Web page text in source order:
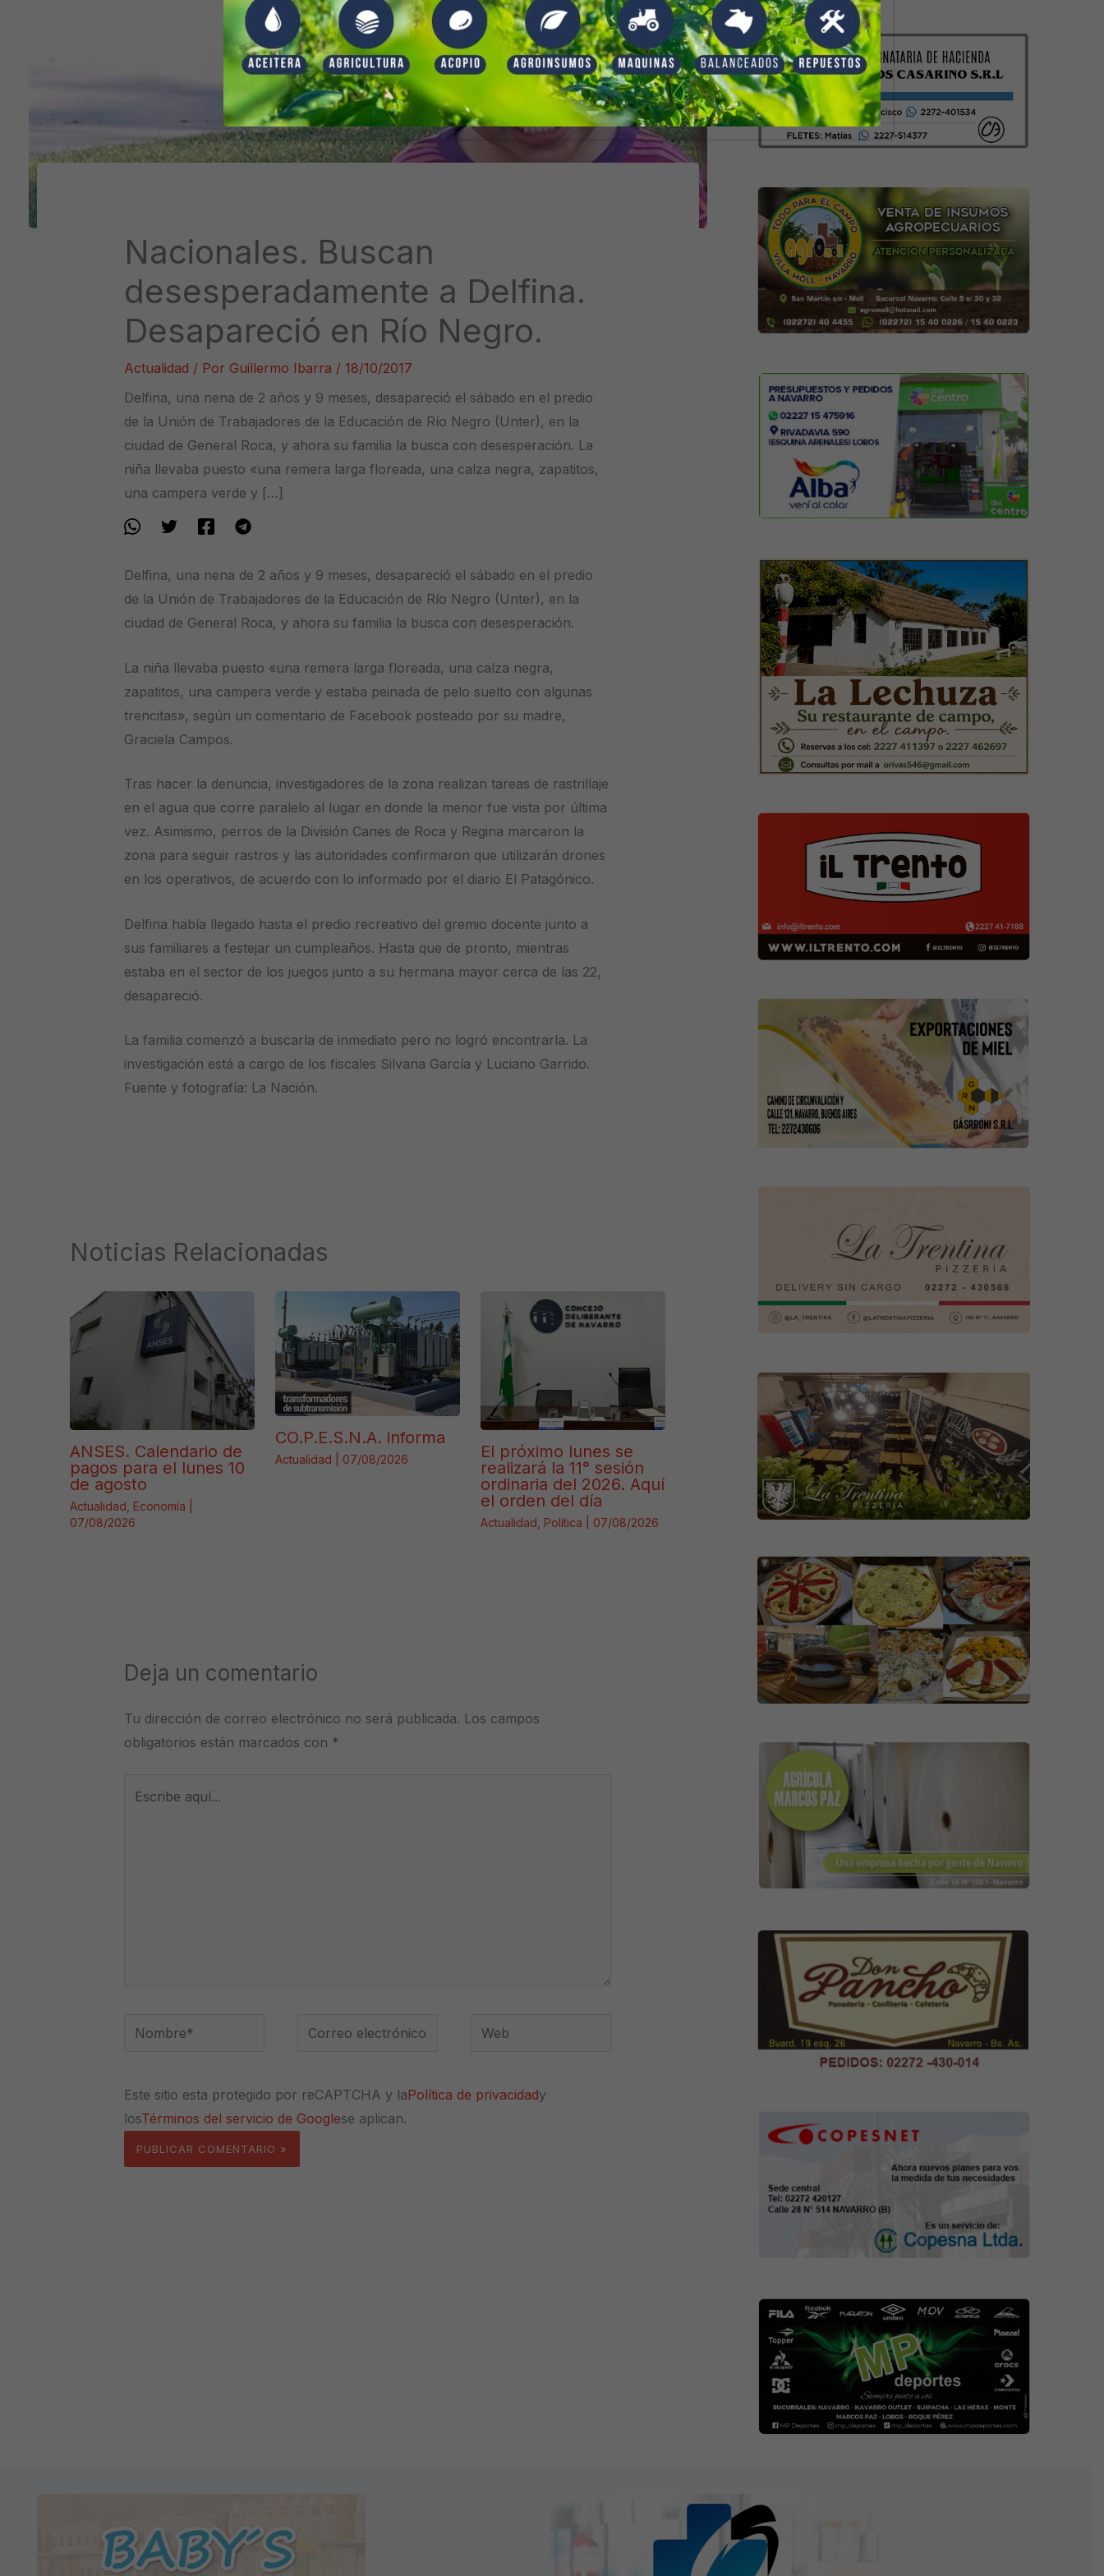
Nacionales. Buscan
desesperadamente a Delfina.
Desapareció en Río Negro.
Actualidad / Por Guillermo Ibarra /18/10/2017
Delfina, una nena de 2 años y 9 meses, desapareció el sábado en el predio
de la Unión de Trabajadores de la Educación de Río Negro (Unter), en la
ciudad de General Roca, y ahora su familia la busca con desesperación. La
niña llevaba puesto «una remera larga floreada, una calza negra, zapatitos,
una campera verde y […]
Delfina, una nena de 2 años y 9 meses, desapareció el sábado en el predio
de la Unión de Trabajadores de la Educación de Río Negro (Unter), en la
ciudad de General Roca, y ahora su familia la busca con desesperación.
La niña llevaba puesto «una remera larga floreada, una calza negra,
zapatitos, una campera verde y estaba peinada de pelo suelto con algunas
trencitas», según un comentario de Facebook posteado por su madre,
Graciela Campos.
Tras hacer la denuncia, investigadores de la zona realizan tareas de rastrillaje
en el agua que corre paralelo al lugar en donde la menor fue vista por última
vez. Asimismo, perros de la División Canes de Roca y Regina marcaron la
zona para seguir rastros y las autoridades confirmaron que utilizarán drones
en los operativos, de acuerdo con lo informado por el diario El Patagónico.
Delfina había llegado hasta el predio recreativo del gremio docente junto a
sus familiares a festejar un cumpleaños. Hasta que de pronto, mientras
estaba en el sector de los juegos junto a su hermana mayor cerca de las 22,
desapareció.
La familia comenzó a buscarla de inmediato pero no logró encontrarla. La
investigación está a cargo de los fiscales Silvana García y Luciano Garrido.
Fuente y fotografía: La Nación.
Noticias Relacionadas
ANSES. Calendario de
pagos para el lunes 10
de agosto
Actualidad Economía
07/08/2026
CO.P.E.S.N.A. informa
Actualidad 07/08/2026
El próximo lunes se
realizará la 11° sesión
ordinaria del 2026. Aquí
el orden del día
Actualidad Política 07/08/2026
Deja un comentario
Tu dirección de correo electrónico no será publicada. Los campos
obligatorios están marcados con *
Nombre*
Correo
Web
Este sitio esta protegido por reCAPTCHA y laPolítica de privacidady
losTérminos del servicio de Googlese aplican.